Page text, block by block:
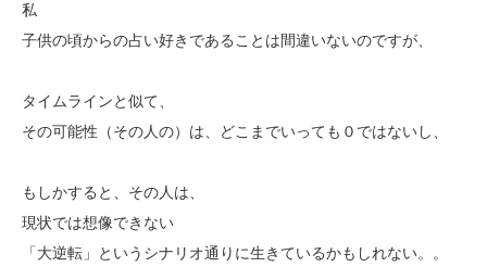
私
子供の頃からの占い好きであることは間違いないのですが、
タイムラインと似て、
その可能性（その人の）は、どこまでいっても０ではないし、
もしかすると、その人は、
現状では想像できない
「大逆転」というシナリオ通りに生きているかもしれない。。